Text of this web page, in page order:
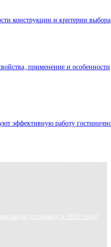
конструкции и критерии выбора
применение и особенности
эффективную работу
установку в 2026 году?